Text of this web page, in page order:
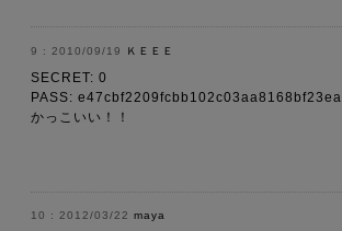
2010/09/19 ＫＥＥＥ
SECRET: 0
PASS: e47cbf2209fcbb102c03aa8168bf23ea
かっこいい！！
2012/03/22 maya